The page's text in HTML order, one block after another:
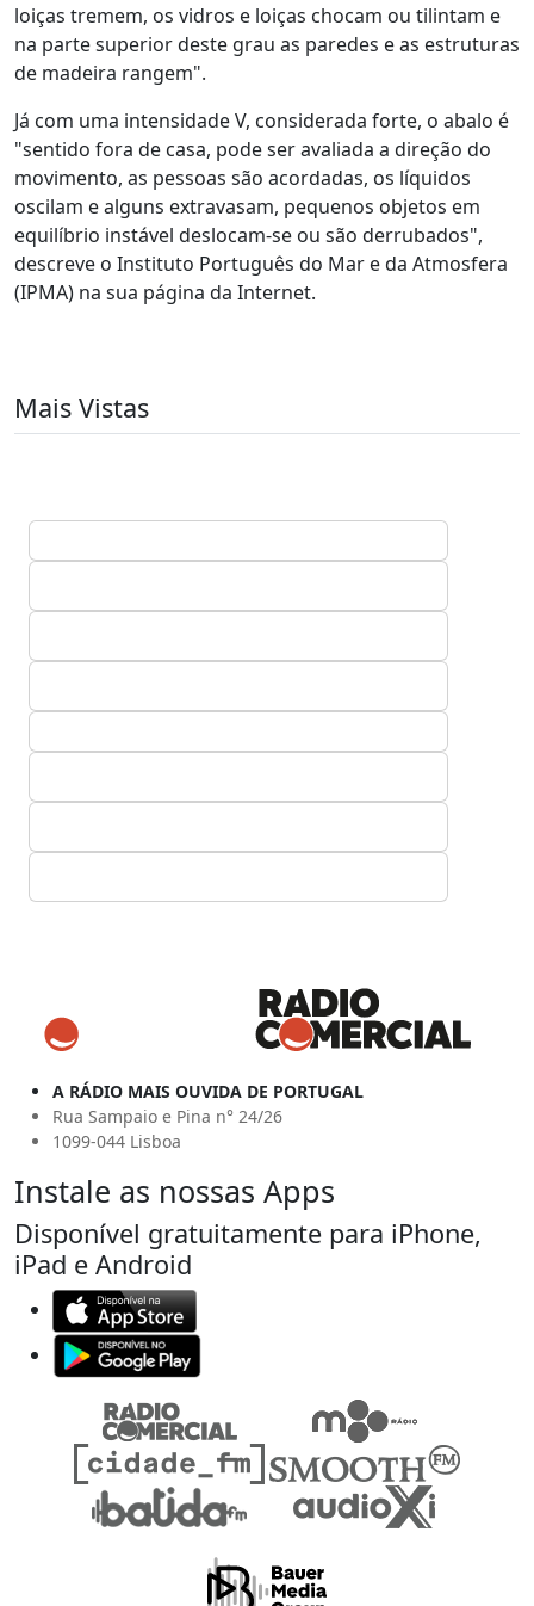
loiças tremem, os vidros e loiças chocam ou tilintam e
na parte superior deste grau as paredes e as estruturas
de madeira rangem".
Já com uma intensidade V, considerada forte, o abalo é
"sentido fora de casa, pode ser avaliada a direção do
movimento, as pessoas são acordadas, os líquidos
oscilam e alguns extravasam, pequenos objetos em
equilíbrio instável deslocam-se ou são derrubados",
descreve o Instituto Português do Mar e da Atmosfera
(IPMA) na sua página da Internet.
Mais Vistas
A RÁDIO MAIS OUVIDA DE PORTUGAL
Rua Sampaio e Pina n° 24/26
1099-044 Lisboa
Instale as nossas Apps
Disponível gratuitamente para iPhone,
iPad e Android